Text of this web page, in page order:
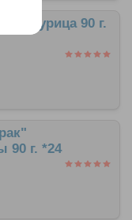
Курица 90 г.
90 г. *24